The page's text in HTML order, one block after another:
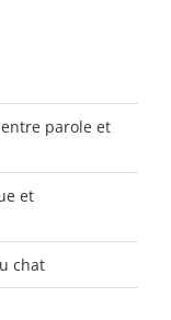
parole et
et
chat